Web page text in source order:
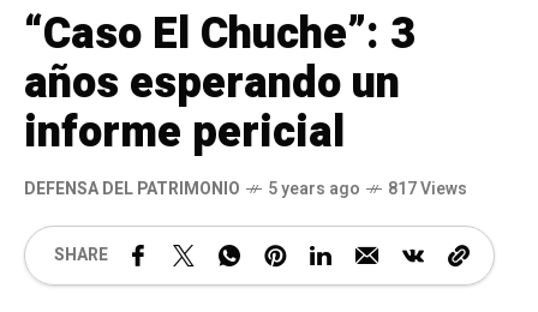
“Caso El Chuche”: 3
años esperando un
informe pericial
DEFENSA DEL PATRIMONIO 5 years ago 817 Views
SHARE